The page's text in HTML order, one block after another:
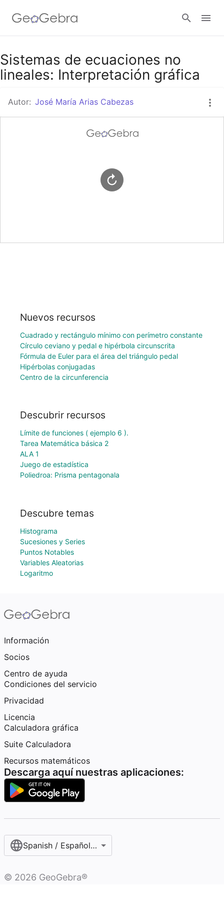
Google Classroom
Abrir sesión
Sistemas de ecuaciones no
lineales: Interpretación gráfica
Autor: José María Arias Cabezas
Nuevos recursos
Cuadrado y rectángulo mínimo con perímetro constante
Círculo ceviano y pedal e hipérbola circunscrita
Fórmula de Euler para el área del triángulo pedal
Hipérbolas conjugadas
Centro de la circunferencia
Descubrir recursos
Límite de funciones ( ejemplo 6 ).
Tarea Matemática básica 2
ALA 1
Juego de estadística
Poliedroa: Prisma pentagonala
Descubre temas
Histograma
Sucesiones y Series
Puntos Notables
Variables Aleatorias
Logaritmo
Información
Socios
Centro de ayuda
Condiciones del servicio
Privacidad
Licencia
Calculadora gráfica
Suite Calculadora
Recursos matemáticos
Descarga aquí nuestras aplicaciones:
Spanish / Español (internacional)
© 2026 GeoGebra®